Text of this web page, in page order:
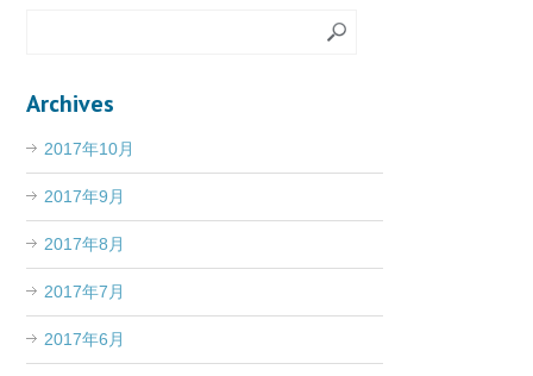
Archives
2017年10月
2017年9月
2017年8月
2017年7月
2017年6月